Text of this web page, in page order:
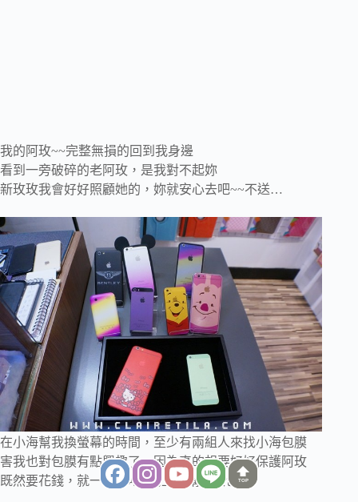
我的阿玫~~完整無損的回到我身邊
看到一旁破碎的老阿玫，是我對不起妳
新玫玫我會好好照顧她的，妳就安心去吧~~不送…
在小海幫我換螢幕的時間，至少有兩組人來找小海包膜
害我也對包膜有點興趣了…因為真的想要好好保護阿玫
既然要花錢，就一次花吧!!馬上加購全版包膜
TOP